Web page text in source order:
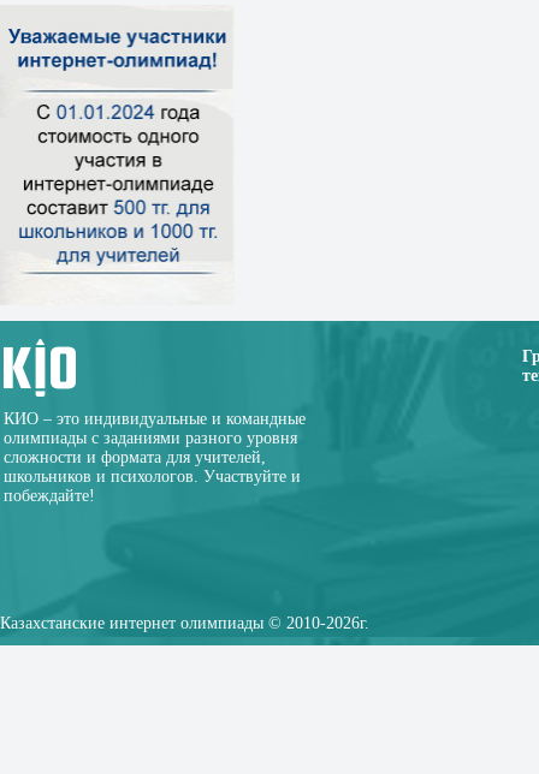
КИО – это индивидуальные и командные
олимпиады с заданиями разного уровня
сложности и формата для учителей,
школьников и психологов. Участвуйте и
побеждайте!
Казахстанские интернет олимпиады © 2010-2026г.